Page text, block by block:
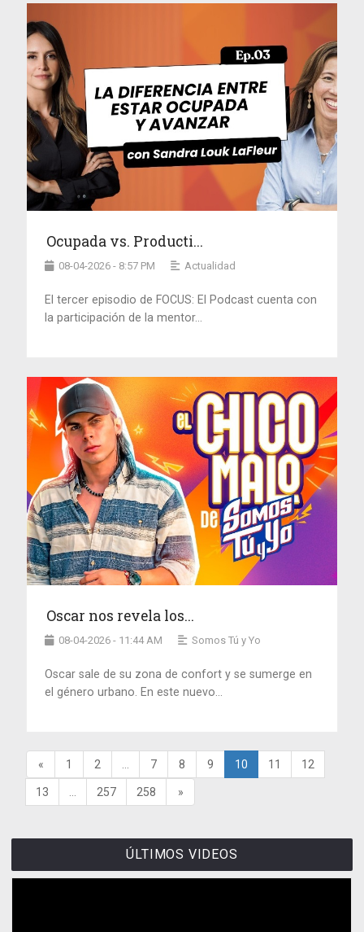
Ocupada vs. Producti...
08-04-2026 - 8:57 PM Actualidad
El tercer episodio de FOCUS: El Podcast cuenta con
la participación de la mentor...
Oscar nos revela los...
08-04-2026 - 11:44 AM Somos Tú y Yo
Oscar sale de su zona de confort y se sumerge en
el género urbano. En este nuevo...
« 1 2 7 8 9 10 11 12
13 257 258 »
ÚLTIMOS VIDEOS